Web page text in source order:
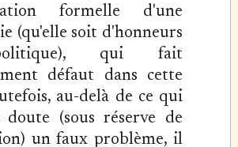
formelle d'une
(qu'elle soit d'honneurs
qui fait
défaut dans cette
au-delà de ce qui
doute (sous réserve de
un faux problème, il